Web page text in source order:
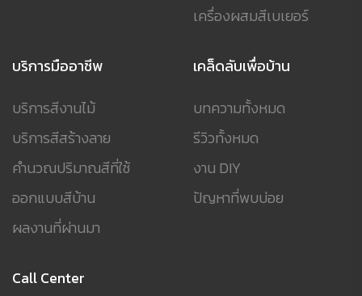
เครื่องผสมสีเบเยอร์
บริการมืออาชีพ
บริการสีงานไม้
บริการสีสร้างลาย
คำนวณปริมาณสีที่ใช้
ออกแบบสีบ้าน
ผลงานที่ผ่านมา
เคล็ดลับเพื่อบ้าน
บทความทั้งหมด
รีวิวทั้งหมด
งาน DIY
ปัญหาที่พบบ่อย
Call Center